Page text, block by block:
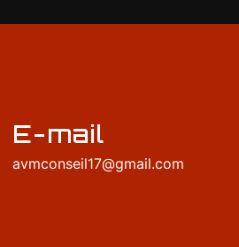
E-mail
avmconseil17@gmail.com